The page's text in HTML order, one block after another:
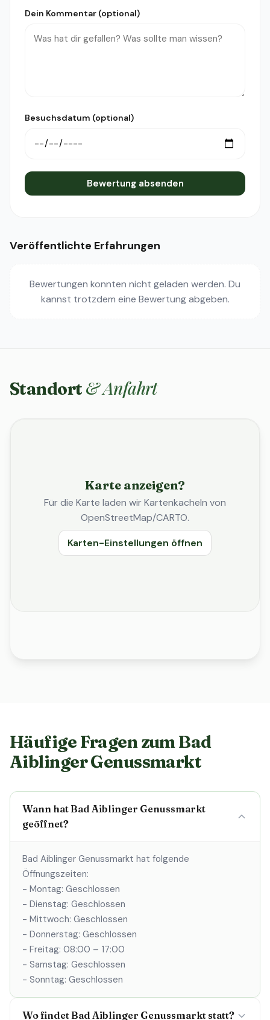
Dein Kommentar (optional)
Besuchsdatum (optional)
Bewertung absenden
Veröffentlichte Erfahrungen
Bewertungen konnten nicht geladen werden. Du
kannst trotzdem eine Bewertung abgeben.
Standort & Anfahrt
Karte anzeigen?
Für die Karte laden wir Kartenkacheln von
OpenStreetMap/CARTO.
Karten-Einstellungen öffnen
Häufige Fragen zum Bad
Aiblinger Genussmarkt
Wann hat Bad Aiblinger Genussmarkt
geöffnet?
Bad Aiblinger Genussmarkt hat folgende
Öffnungszeiten:
- Montag: Geschlossen
- Dienstag: Geschlossen
- Mittwoch: Geschlossen
- Donnerstag: Geschlossen
- Freitag: 08:00 – 17:00
- Samstag: Geschlossen
- Sonntag: Geschlossen
Wo findet Bad Aiblinger Genussmarkt statt?